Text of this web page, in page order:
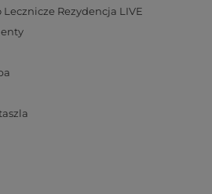
Rezydencja LIVE